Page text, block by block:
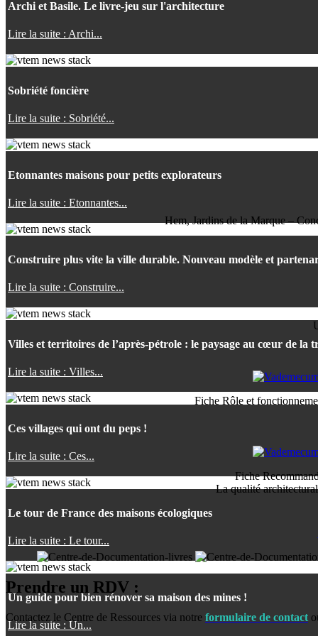
Archi et Basile. Le livre-jeu sur l'architecture
Lire la suite : Archi...
Sobriété foncière
Lire la suite : Sobriété...
Etonnantes maisons pour petits explorateurs
Lire la suite : Etonnantes...
Construire plus vite la ville durable. Nouveau modèle et
Lire la suite : Construire...
Villes et territoires de l’après-pétrole : le paysage au cœur de la
Lire la suite : Villes...
Ces villages qui ont du peps !
Lire la suite : Ces...
Le tour de France des maisons écologiques
Lire la suite : Le tour...
Un guide pour bien rénover sa maison des mines !
Lire la suite : Un...
Hem, Jardins de la Marque –
Fiche Rôle et
Fiche
La qualité
Prendre un RDV :
Contactez le Centre de Ressources via notre formulaire de contact